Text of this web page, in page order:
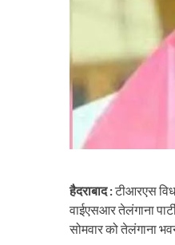
हैदराबाद :टीआरएस
वाईएसआर तेलंगाना
सोमवार को तेलंगाना